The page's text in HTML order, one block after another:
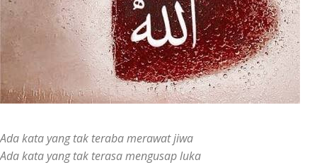
Ada kata yang tak teraba merawat jiwa
Ada kata yang tak terasa mengusap luka